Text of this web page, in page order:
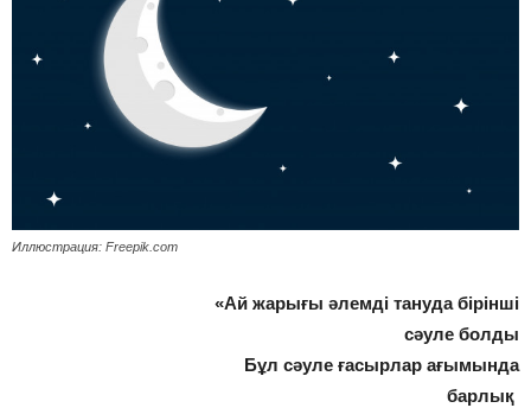
Иллюстрация: Freepik.com
«Ай жарығы әлемді тануда бірінші
сәуле болды
Бұл сәуле ғасырлар ағымында
барлық